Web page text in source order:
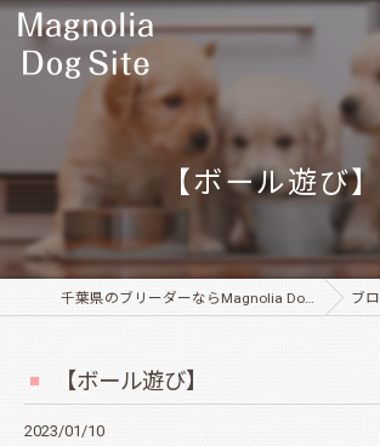
【ボール遊び】
千葉県のブリーダーならMagnolia Dog Site ブログ
【ボール遊び】
2023/01/10